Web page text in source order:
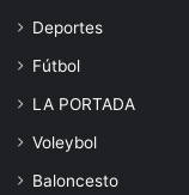
Deportes
Fútbol
LA PORTADA
Voleybol
Baloncesto